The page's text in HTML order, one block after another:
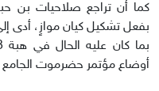
كما أن تراجع صلاحيات بن
بفعل تشكيل كيان موازٍ، أدى
أوضاع مؤتمر حضرموت